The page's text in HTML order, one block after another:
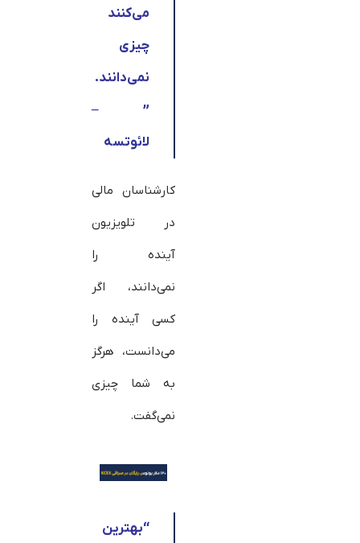
می‌کنند
چیزی
نمی‌دانند.
”
–
لائوتسه
کارشناسان مالی
در تلویزیون
آینده را
نمی‌دانند، اگر
کسی آینده را
می‌دانست، هرگز
به شما چیزی
نمی‌گفت.
“بهترین